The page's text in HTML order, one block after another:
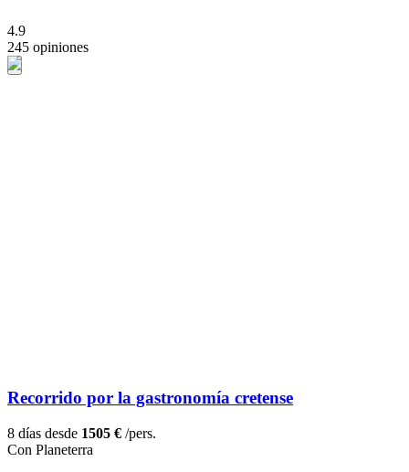
4.9
245 opiniones
Recorrido por la gastronomía cretense
8 días desde 1505 € /pers.
Con Planeterra